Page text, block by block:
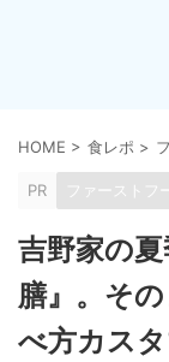
HOME > 食レポ >
PR ファーストフ
吉野家の
膳』。そ
べ方カス